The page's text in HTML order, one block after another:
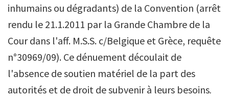
inhumains ou dégradants) de la Convention (arrêt
rendu le 21.1.2011 par la Grande Chambre de la
Cour dans l'aff. M.S.S. c/Belgique et Grèce, requête
n°30969/09). Ce dénuement découlait de
l'absence de soutien matériel de la part des
autorités et de droit de subvenir à leurs besoins.